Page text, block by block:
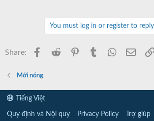
You must log in or register to
Share: Facebook
Reddit PinterestTumblr
Mới nóng
Tiếng Việt
Quy định và Nội quy Privacy Policy Trợ giúp